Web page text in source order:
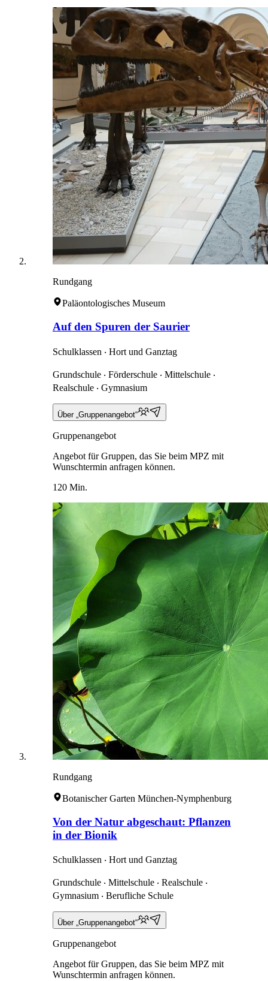
Rundgang
Paläontologisches Museum
Auf den Spuren der Saurier
Schulklassen ‧ Hort und Ganztag
Grundschule ‧ Förderschule ‧ Mittelschule ‧
Realschule ‧ Gymnasium
Über „Gruppenangebot“
Gruppenangebot
Angebot für Gruppen, das Sie beim MPZ mit
Wunschtermin anfragen können.
120 Min.
Rundgang
Botanischer Garten München-Nymphenburg
Von der Natur abgeschaut: Pflanzen
in der Bionik
Schulklassen ‧ Hort und Ganztag
Grundschule ‧ Mittelschule ‧ Realschule ‧
Gymnasium ‧ Berufliche Schule
Über „Gruppenangebot“
Gruppenangebot
Angebot für Gruppen, das Sie beim MPZ mit
Wunschtermin anfragen können.